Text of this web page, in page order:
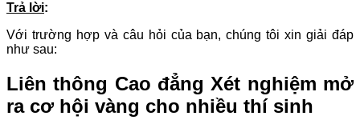
Trả lời:
Với trường hợp và câu hỏi của bạn, chúng tôi xin giải đáp
như sau:
Liên thông Cao đẳng Xét nghiệm mở
ra cơ hội vàng cho nhiều thí sinh